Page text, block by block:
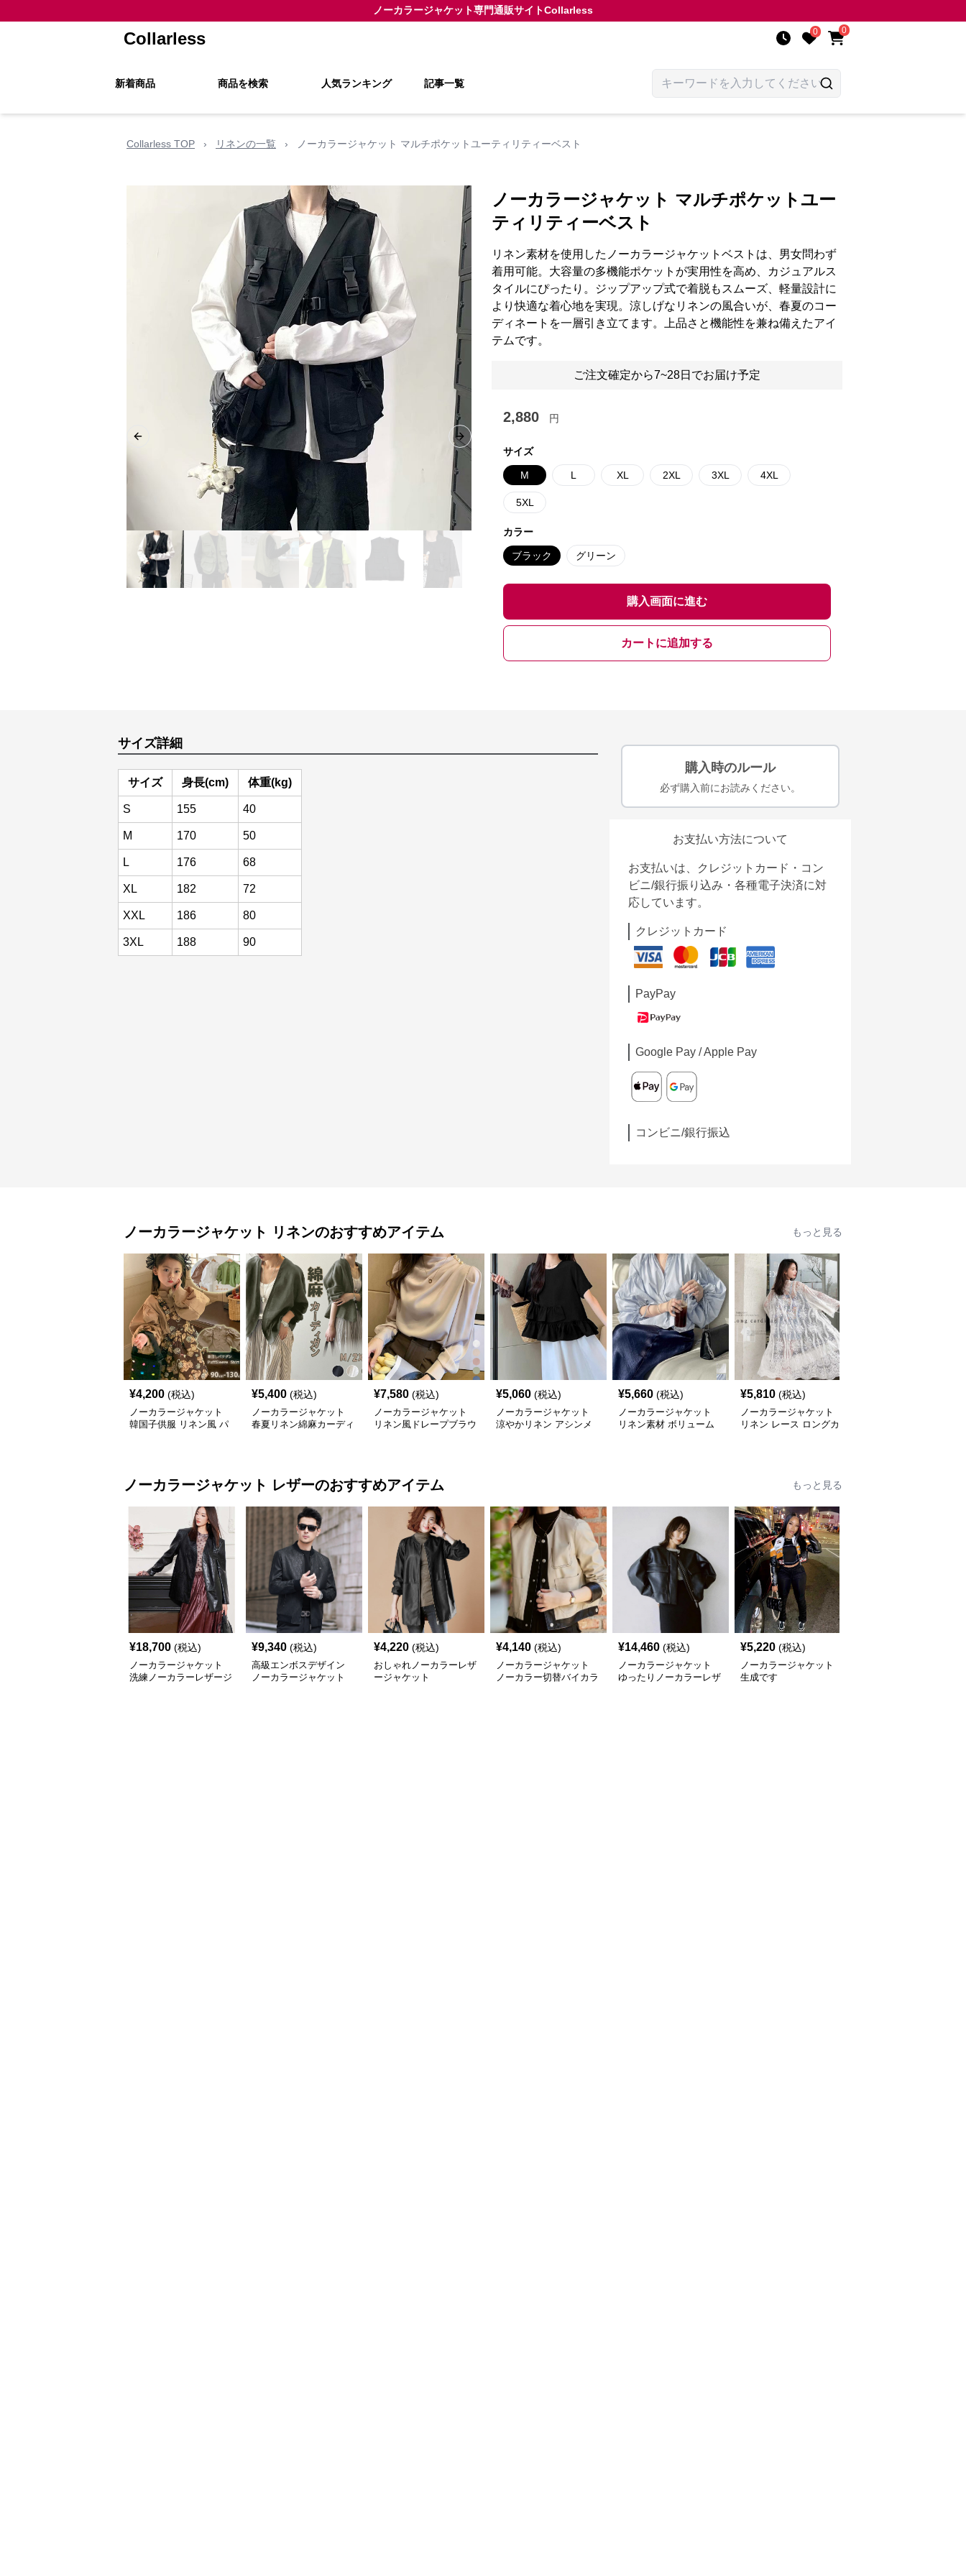
ノーカラージャケット専門通販サイトCollarless
Collarless 0 0
新着商品 商品を検索 人気ランキング 記事一覧
Collarless TOP › リネンの一覧 › ノーカラージャケット マルチポケットユーティリティーベスト
Previous slide Next slide
ノーカラージャケット マルチポケットユー
ティリティーベスト
リネン素材を使用したノーカラージャケットベストは、男女問わず
着用可能。大容量の多機能ポケットが実用性を高め、カジュアルス
タイルにぴったり。ジップアップ式で着脱もスムーズ、軽量設計に
より快適な着心地を実現。涼しげなリネンの風合いが、春夏のコー
ディネートを一層引き立てます。上品さと機能性を兼ね備えたアイ
テムです。
ご注文確定から7~28日でお届け予定
2,880 円
サイズ
M L XL 2XL 3XL 4XL
5XL
カラー
ブラック グリーン
購入画面に進む
カートに追加する
サイズ詳細
サイズ 身長(cm) 体重(kg)
S 155 40
M 170 50
L 176 68
XL 182 72
XXL 186 80
3XL 188 90
購入時のルール
必ず購入前にお読みください。
お支払い方法について
お支払いは、クレジットカード・コン
ビニ/銀行振り込み・各種電子決済に対
応しています。
クレジットカード
PayPay
Google Pay / Apple Pay
コンビニ/銀行振込
ノーカラージャケット リネンのおすすめアイテム もっと見る
¥4,200 (税込)
ノーカラージャケット
韓国子供服 リネン風 パ
¥5,400 (税込)
ノーカラージャケット
春夏リネン綿麻カーディ
¥7,580 (税込)
ノーカラージャケット
リネン風ドレープブラウ
¥5,060 (税込)
ノーカラージャケット
涼やかリネン アシンメ
¥5,660 (税込)
ノーカラージャケット
リネン素材 ボリューム
¥5,810 (税込)
ノーカラージャケット
リネン レース ロングカ
ノーカラージャケット レザーのおすすめアイテム もっと見る
¥18,700 (税込)
ノーカラージャケット
洗練ノーカラーレザージ
¥9,340 (税込)
高級エンボスデザイン
ノーカラージャケット
¥4,220 (税込)
おしゃれノーカラーレザ
ージャケット
¥4,140 (税込)
ノーカラージャケット
ノーカラー切替バイカラ
¥14,460 (税込)
ノーカラージャケット
ゆったりノーカラーレザ
¥5,220 (税込)
ノーカラージャケット
生成です